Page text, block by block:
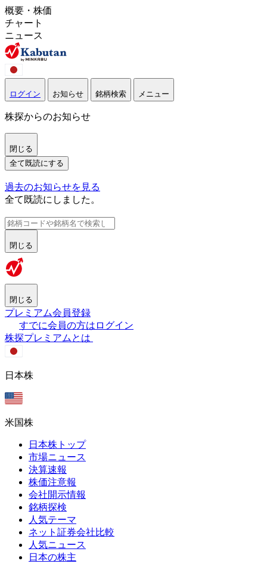
概要・株価
チャート
ニュース
ログイン お知らせ 銘柄検索 メニュー
株探からのお知らせ
閉じる
全て既読にする
過去のお知らせを見る
全て既読にしました。
閉じる
閉じる
プレミアム会員登録
すでに会員の方はログイン
株探プレミアムとは
日本株
米国株
日本株トップ
市場ニュース
決算速報
株価注意報
会社開示情報
銘柄探検
人気テーマ
ネット証券会社比較
人気ニュース
日本の株主